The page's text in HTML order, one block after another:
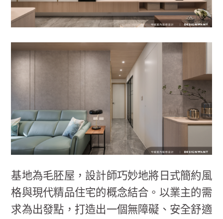
基地為毛胚屋，設計師巧妙地將日式簡約風
格與現代精品住宅的概念結合。以業主的需
求為出發點，打造出一個無障礙、安全舒適